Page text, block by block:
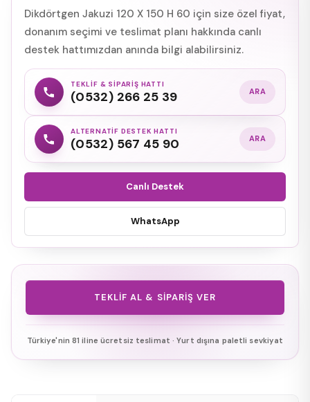
Dikdörtgen Jakuzi 120 X 150 H 60 için size özel fiyat,
donanım seçimi ve teslimat planı hakkında canlı
destek hattımızdan anında bilgi alabilirsiniz.
TEKLIF & SIPARIŞ HATTI
(0532) 266 25 39 ARA
ALTERNATIF DESTEK HATTI
(0532) 567 45 90 ARA
Canlı Destek
WhatsApp
TEKLIF AL & SIPARIŞ VER
Türkiye'nin 81 iline ücretsiz teslimat · Yurt dışına paletli sevkiyat